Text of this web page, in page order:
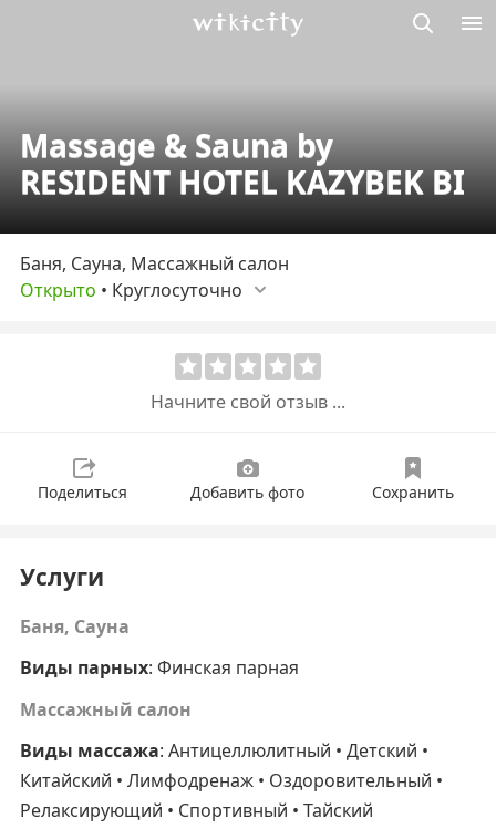
Massage & Sauna by
RESIDENT HOTEL KAZYBEK BI
Баня, Сауна, Массажный салон
Открыто • Круглосуточно
Начните свой отзыв ...
Поделиться Добавить фото Сохранить
Услуги
Баня, Сауна
Виды парных: Финская парная
Массажный салон
Виды массажа: Антицеллюлитный • Детский •
Китайский • Лимфодренаж • Оздоровительный •
Релаксирующий • Спортивный • Тайский